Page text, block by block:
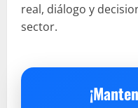
real, diálogo y
sector.